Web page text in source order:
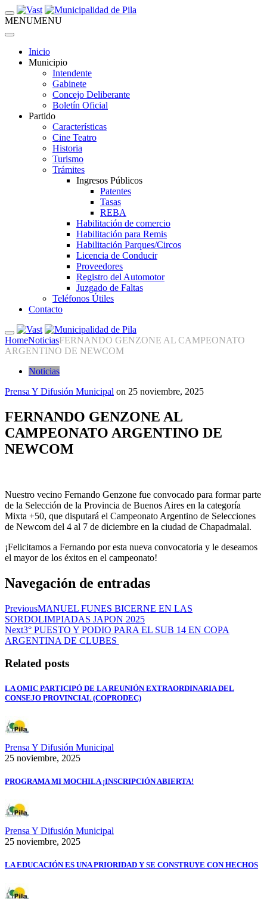
MENUMENU
Inicio
Municipio
Intendente
Gabinete
Concejo Deliberante
Boletín Oficial
Partido
Características
Cine Teatro
Historia
Turismo
Trámites
Ingresos Públicos
Patentes
Tasas
REBA
Habilitación de comercio
Habilitación para Remis
Habilitación Parques/Circos
Licencia de Conducir
Proveedores
Registro del Automotor
Juzgado de Faltas
Teléfonos Útiles
Contacto
HomeNoticiasFERNANDO GENZONE AL CAMPEONATO
ARGENTINO DE NEWCOM
Noticias
Prensa Y Difusión Municipal on 25 noviembre, 2025
FERNANDO GENZONE AL
CAMPEONATO ARGENTINO DE
NEWCOM
Nuestro vecino Fernando Genzone fue convocado para formar parte
de la Selección de la Provincia de Buenos Aires en la categoría
Mixta +50, que disputará el Campeonato Argentino de Selecciones
de Newcom del 4 al 7 de diciembre en la ciudad de Chapadmalal.
¡Felicitamos a Fernando por esta nueva convocatoria y le deseamos
el mayor de los éxitos en el campeonato!
Navegación de entradas
PreviousMANUEL FUNES BICERNE EN LAS
SORDOLIMPIADAS JAPON 2025
Next3° PUESTO Y PODIO PARA EL SUB 14 EN COPA
ARGENTINA DE CLUBES
Related posts
LA OMIC PARTICIPÓ DE LA REUNIÓN EXTRAORDINARIA DEL
CONSEJO PROVINCIAL (COPRODEC)
Prensa Y Difusión Municipal
25 noviembre, 2025
PROGRAMA MI MOCHILA ¡INSCRIPCIÓN ABIERTA!
Prensa Y Difusión Municipal
25 noviembre, 2025
LA EDUCACIÓN ES UNA PRIORIDAD Y SE CONSTRUYE CON HECHOS